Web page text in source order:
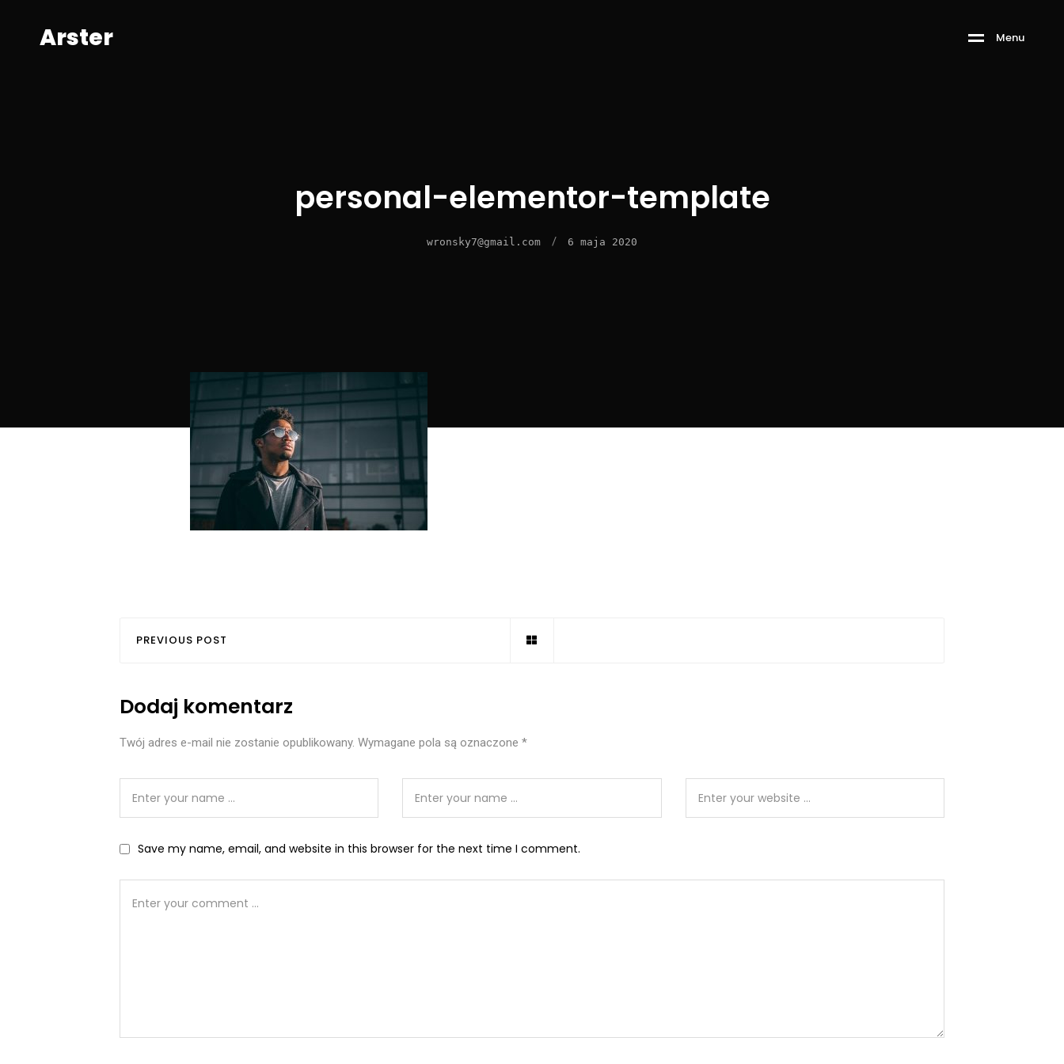
Arster Menu
personal-elementor-template
wronsky7@gmail.com / 6 maja 2020
PREVIOUS POST
Dodaj komentarz
Twój adres e-mail nie zostanie opublikowany. Wymagane pola są oznaczone *
Save my name, email, and website in this browser for the next time I comment.